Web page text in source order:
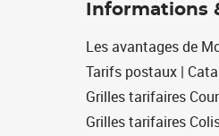
Informations
Les avantages de
Tarifs postaux |
Grilles tarifaires
Grilles tarifaires